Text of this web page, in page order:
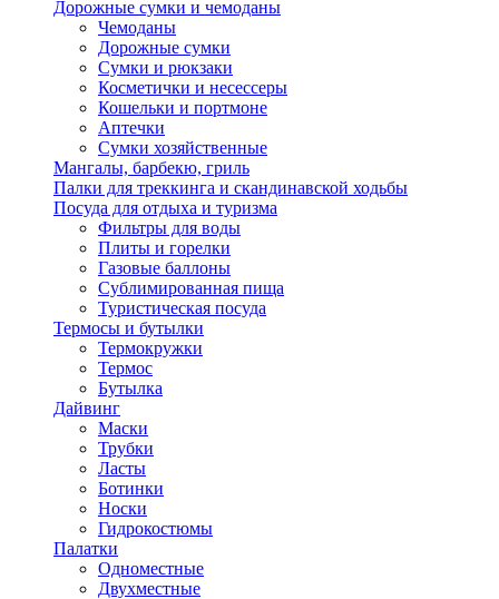
Дорожные сумки и чемоданы
Чемоданы
Дорожные сумки
Сумки и рюкзаки
Косметички и несессеры
Кошельки и портмоне
Аптечки
Сумки хозяйственные
Мангалы, барбекю, гриль
Палки для треккинга и скандинавской ходьбы
Посуда для отдыха и туризма
Фильтры для воды
Плиты и горелки
Газовые баллоны
Сублимированная пища
Туристическая посуда
Термосы и бутылки
Термокружки
Термос
Бутылка
Дайвинг
Маски
Трубки
Ласты
Ботинки
Носки
Гидрокостюмы
Палатки
Одноместные
Двухместные